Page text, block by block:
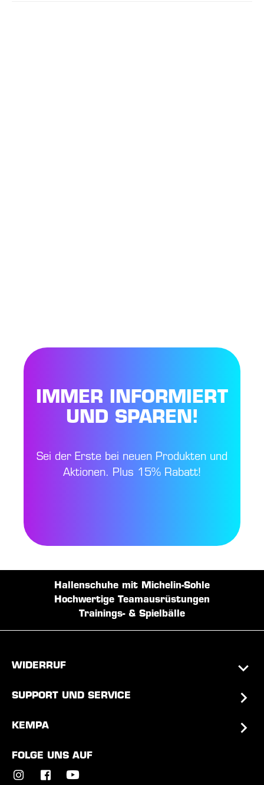
IMMER INFORMIERT
UND SPAREN!
Sei der Erste bei neuen Produkten und
Aktionen. Plus 15% Rabatt!
Hallenschuhe mit Michelin-Sohle
Hochwertige Teamausrüstungen
Trainings- & Spielbälle
WIDERRUF
SUPPORT UND SERVICE
KEMPA
FOLGE UNS AUF